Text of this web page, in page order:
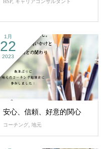
HSP キャリアコンサルタント
1月
22
2023
安心、信頼、好意的関心
コーチング 地元